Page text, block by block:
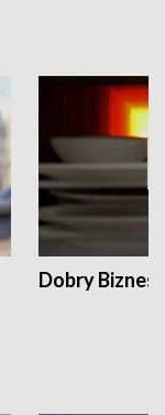
Dobry Biznes